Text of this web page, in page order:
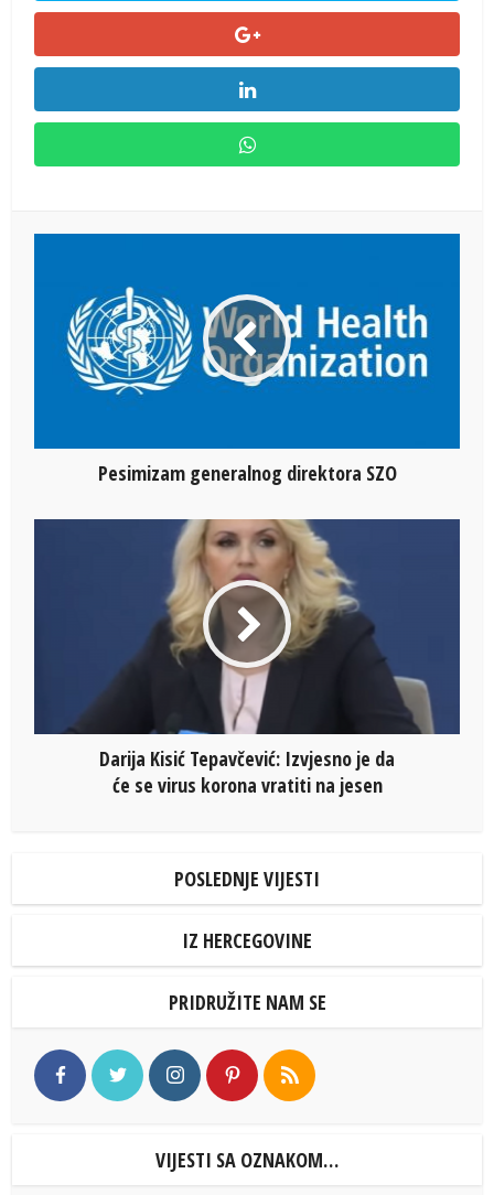
Pesimizam generalnog direktora SZO
Darija Kisić Tepavčević: Izvjesno je da
će se virus korona vratiti na jesen
POSLEDNJE VIJESTI
IZ HERCEGOVINE
PRIDRUŽITE NAM SE
VIJESTI SA OZNAKOM…